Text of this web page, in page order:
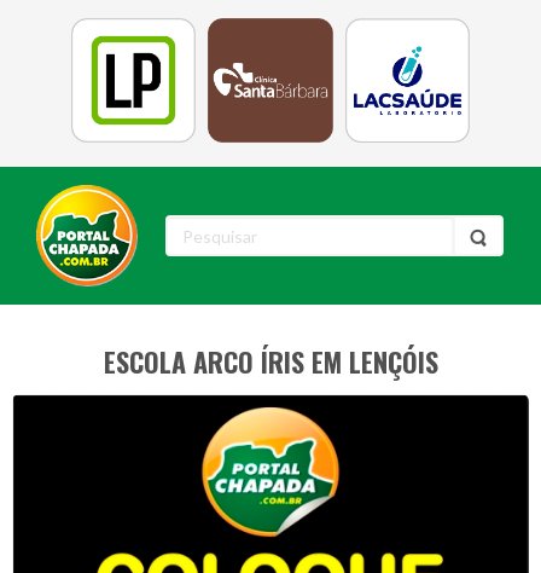
ESCOLA ARCO ÍRIS EM LENÇÓIS